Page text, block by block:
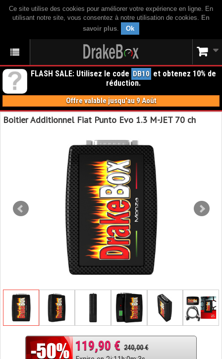
Ce site utilise des cookies pour améliorer votre expérience en ligne. En
utilisant notre site, vous consentez à notre utilisation de cookies. En
savoir plus. Ok
FLASH SALE: Utilisez le code DB10 et obtenez 10% de
réduction.
Offre valable jusqu'au 9 Août
Boitier Additionnel Fiat Punto Evo 1.3 M-JET 70 ch
119,90 € 240,00 €